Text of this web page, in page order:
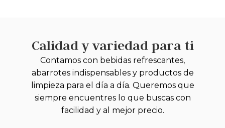
Calidad y variedad para ti
Contamos con bebidas refrescantes,
abarrotes indispensables y productos de
limpieza para el día a día. Queremos que
siempre encuentres lo que buscas con
facilidad y al mejor precio.